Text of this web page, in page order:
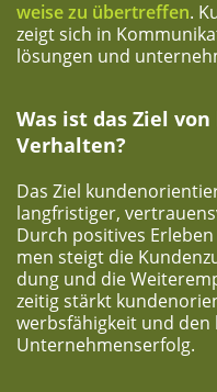
wei­se zu über­tref­fen.
zeigt sich in
lö­sun­gen und
Was ist das Ziel
Verhalten?
Das Ziel
lang­fris­ti­ger,
Durch posi­ti­ves
men steigt die
dung und die
zei­tig stärkt
werbs­fä­hig­keit und den
Unternehmenserfolg.